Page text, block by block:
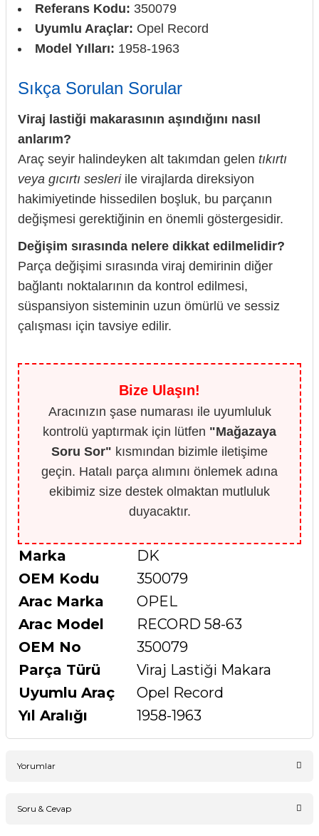
Referans Kodu: 350079
Uyumlu Araçlar: Opel Record
Model Yılları: 1958-1963
Sıkça Sorulan Sorular
Viraj lastiği makarasının aşındığını nasıl
anlarım?
Araç seyir halindeyken alt takımdan gelen tıkırtı
veya gıcırtı sesleriile virajlarda direksiyon
hakimiyetinde hissedilen boşluk, bu parçanın
değişmesi gerektiğinin en önemli göstergesidir.
Değişim sırasında nelere dikkat edilmelidir?
Parça değişimi sırasında viraj demirinin diğer
bağlantı noktalarının da kontrol edilmesi,
süspansiyon sisteminin uzun ömürlü ve sessiz
çalışması için tavsiye edilir.
Bize Ulaşın!
Aracınızın şase numarası ile uyumluluk
kontrolü yaptırmak için lütfen "Mağazaya
Soru Sor" kısmından bizimle iletişime
geçin. Hatalı parça alımını önlemek adına
ekibimiz size destek olmaktan mutluluk
duyacaktır.
Marka
DK
OEM Kodu
350079
Arac Marka
OPEL
Arac Model
RECORD 58-63
OEM No
350079
Parça Türü
Viraj Lastiği Makara
Uyumlu Araç
Opel Record
Yıl Aralığı
1958-1963
Yorumlar
Soru & Cevap